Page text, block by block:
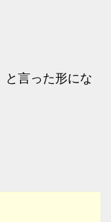
と言った形にな